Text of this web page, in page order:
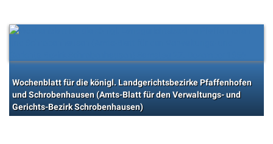
Wochenblatt für die königl. Landgerichtsbezirke Pfaffenhofen
und Schrobenhausen (Amts-Blatt für den Verwaltungs- und
Gerichts-Bezirk Schrobenhausen)